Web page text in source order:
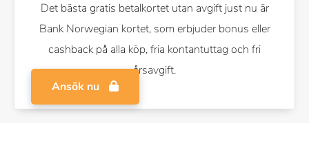
Det bästa gratis betalkortet utan avgift just nu är
Bank Norwegian kortet, som erbjuder bonus eller
cashback på alla köp, fria kontantuttag och fri
årsavgift.
Ansök nu